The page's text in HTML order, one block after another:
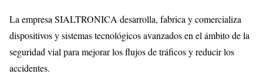
La empresa SIALTRONICA desarrolla, fabrica y comercializa
dispositivos y sistemas tecnológicos avanzados en el ámbito de la
seguridad vial para mejorar los flujos de tráficos y reducir los
accidentes.